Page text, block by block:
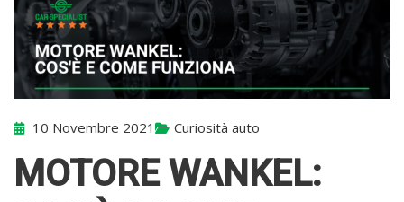
10 Novembre 2021 Curiosità auto
MOTORE WANKEL: